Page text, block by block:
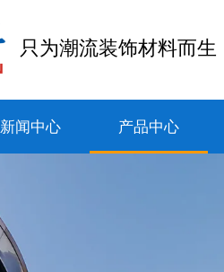
只为潮流装饰材料而生
新闻中心 产品中心